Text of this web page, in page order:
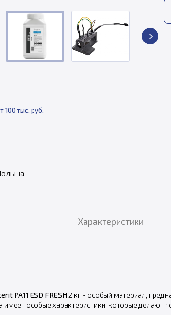
100 тыс. руб.
Характеристики
PA11 ESD FRESH 2 кг - особый материал,
имеет особые характеристики, которые делают